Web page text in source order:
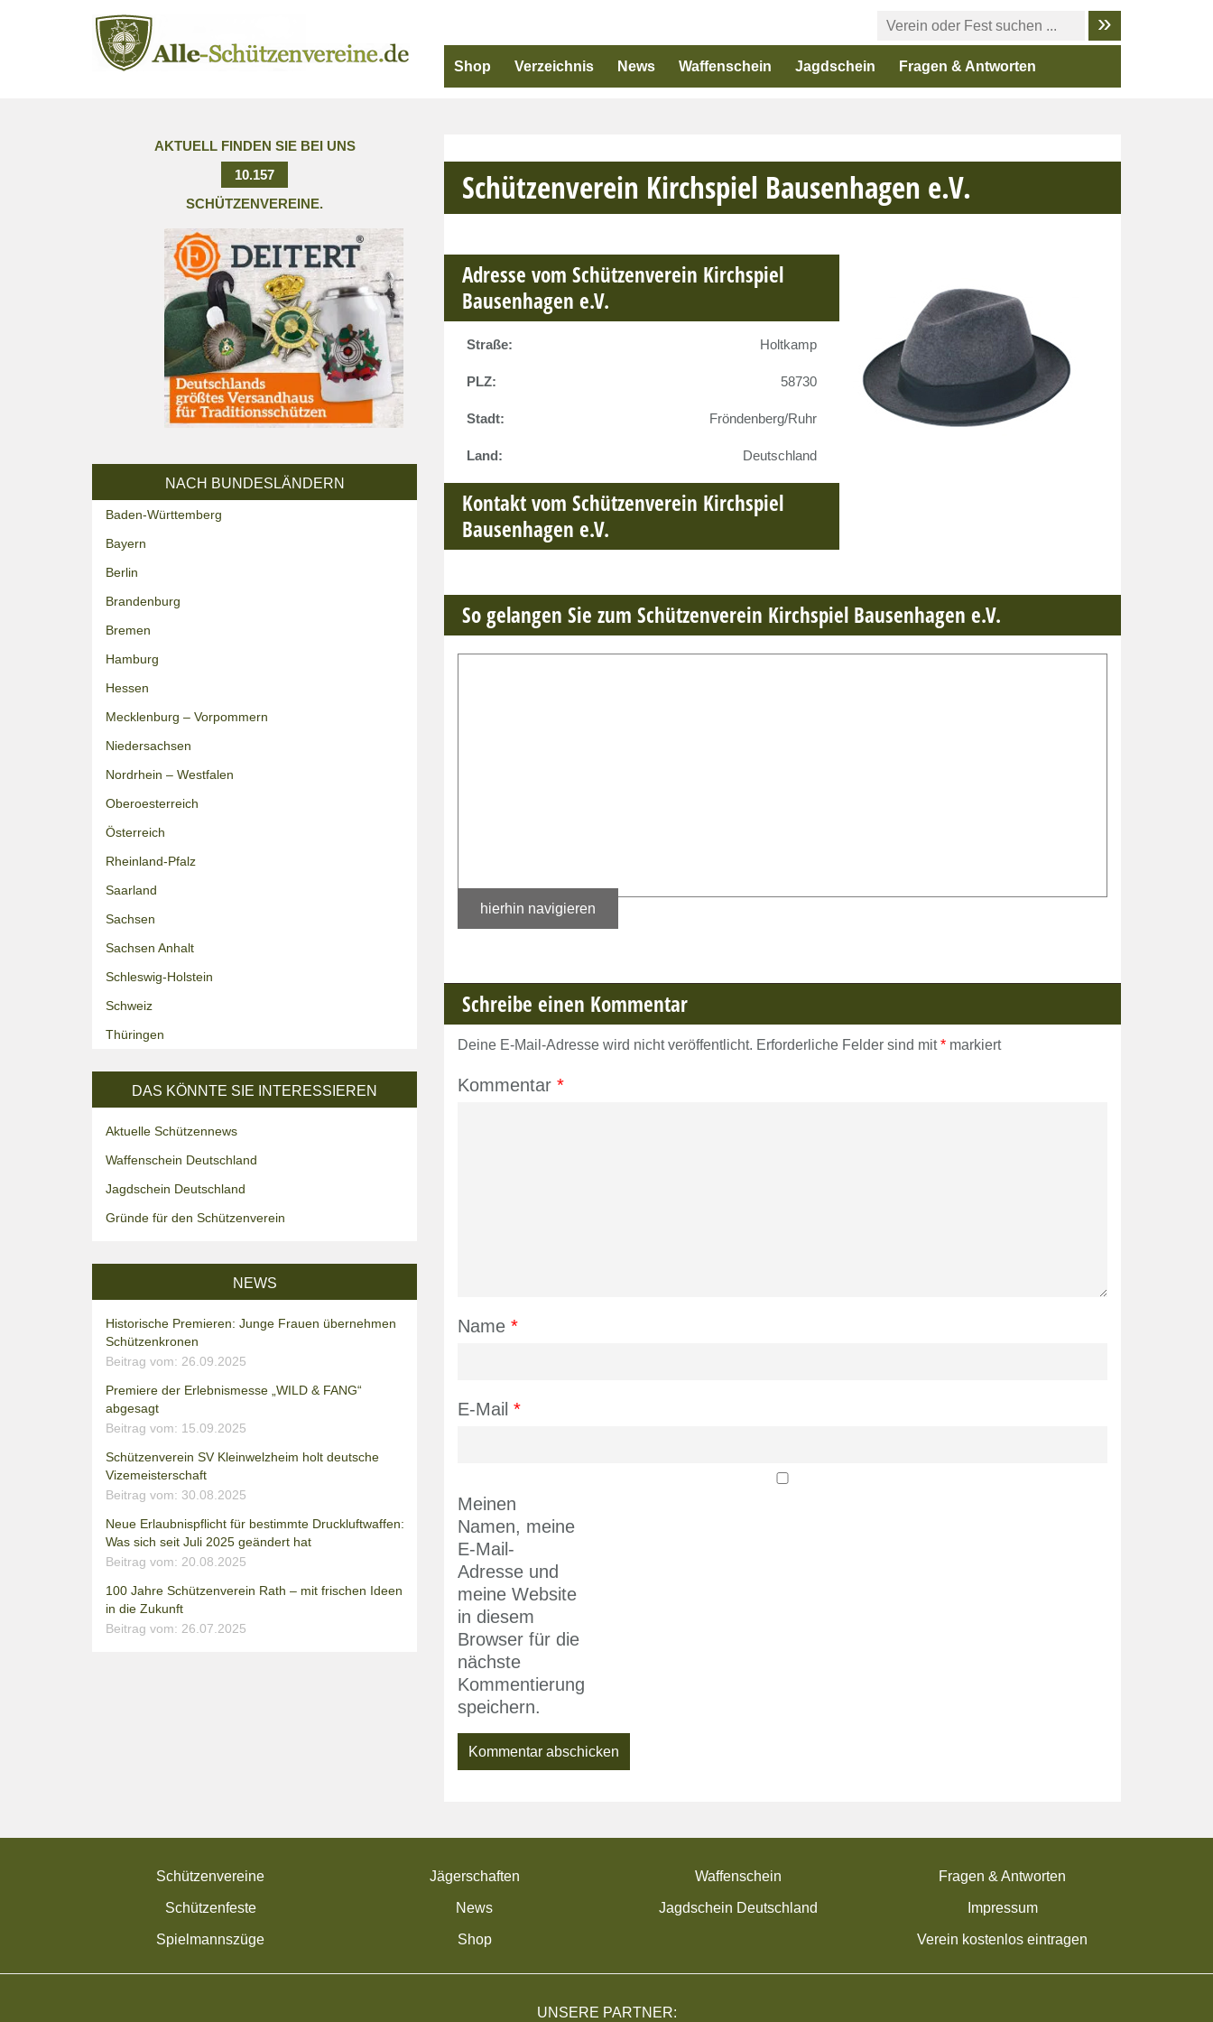
Shop Verzeichnis News Waffenschein Jagdschein Fragen & Antworten
Schützenverein Kirchspiel Bausenhagen e.V.
Adresse vom Schützenverein Kirchspiel
Bausenhagen e.V.
Straße: Holtkamp
PLZ: 58730
Stadt: Fröndenberg/Ruhr
Land: Deutschland
Kontakt vom Schützenverein Kirchspiel
Bausenhagen e.V.
So gelangen Sie zum Schützenverein Kirchspiel Bausenhagen e.V.
hierhin navigieren
Schreibe einen Kommentar
Deine E-Mail-Adresse wird nicht veröffentlicht. Erforderliche Felder sind mit* markiert
Kommentar *
Name *
E-Mail *
Meinen
Namen, meine
E-Mail-
Adresse und
meine Website
in diesem
Browser für die
nächste
Kommentierung
speichern.
AKTUELL FINDEN SIE BEI UNS
10.157
SCHÜTZENVEREINE.
NACH BUNDESLÄNDERN
Baden-Württemberg
Bayern
Berlin
Brandenburg
Bremen
Hamburg
Hessen
Mecklenburg – Vorpommern
Niedersachsen
Nordrhein – Westfalen
Oberoesterreich
Österreich
Rheinland-Pfalz
Saarland
Sachsen
Sachsen Anhalt
Schleswig-Holstein
Schweiz
Thüringen
DAS KÖNNTE SIE INTERESSIEREN
Aktuelle Schützennews
Waffenschein Deutschland
Jagdschein Deutschland
Gründe für den Schützenverein
NEWS
Historische Premieren: Junge Frauen übernehmen
Schützenkronen
Beitrag vom: 26.09.2025
Premiere der Erlebnismesse „WILD & FANG“
abgesagt
Beitrag vom: 15.09.2025
Schützenverein SV Kleinwelzheim holt deutsche
Vizemeisterschaft
Beitrag vom: 30.08.2025
Neue Erlaubnispflicht für bestimmte Druckluftwaffen:
Was sich seit Juli 2025 geändert hat
Beitrag vom: 20.08.2025
100 Jahre Schützenverein Rath – mit frischen Ideen
in die Zukunft
Beitrag vom: 26.07.2025
Schützenvereine
Schützenfeste
Spielmannszüge
Jägerschaften
News
Shop
Waffenschein
Jagdschein Deutschland
Fragen & Antworten
Impressum
Verein kostenlos eintragen
UNSERE PARTNER: